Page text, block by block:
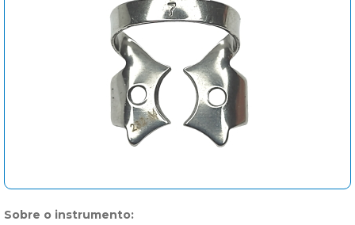
Sobre o instrumento: